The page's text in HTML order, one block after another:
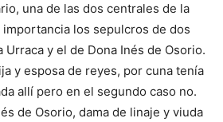
una de las dos centrales de la
los sepulcros de dos
y el de Dona Inés de Osorio.
y esposa de reyes, por cuna tenía
allí pero en el segundo caso no.
de Osorio, dama de linaje y viuda